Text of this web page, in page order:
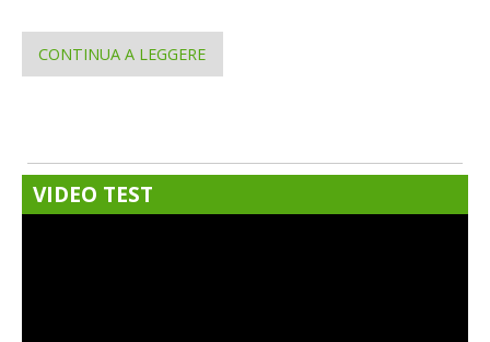
CONTINUA A LEGGERE
VIDEO TEST